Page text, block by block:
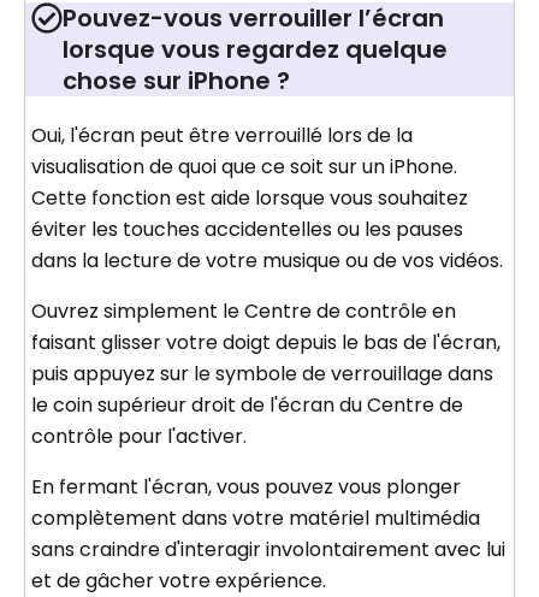
Pouvez-vous verrouiller l’écran
lorsque vous regardez quelque
chose sur iPhone ?
Oui, l'écran peut être verrouillé lors de la
visualisation de quoi que ce soit sur un iPhone.
Cette fonction est aide lorsque vous souhaitez
éviter les touches accidentelles ou les pauses
dans la lecture de votre musique ou de vos vidéos.
Ouvrez simplement le Centre de contrôle en
faisant glisser votre doigt depuis le bas de l'écran,
puis appuyez sur le symbole de verrouillage dans
le coin supérieur droit de l'écran du Centre de
contrôle pour l'activer.
En fermant l'écran, vous pouvez vous plonger
complètement dans votre matériel multimédia
sans craindre d'interagir involontairement avec lui
et de gâcher votre expérience.